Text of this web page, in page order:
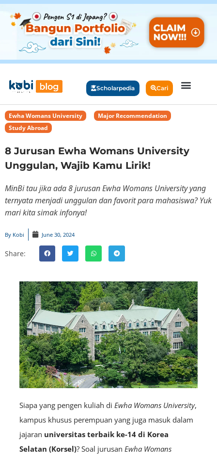
Scholarpedia Cari
Ewha Womans University Major Recommendation
Study Abroad
8 Jurusan Ewha Womans University
Unggulan, Wajib Kamu Lirik!
MinBi tau jika ada 8 jurusan Ewha Womans University yang
ternyata menjadi unggulan dan favorit para mahasiswa? Yuk
mari kita simak infonya!
By Kobi June 30, 2024
Share:
Siapa yang pengen kuliah di Ewha Womans University,
kampus khusus perempuan yang juga masuk dalam
jajaran universitas terbaik ke-14 di Korea
Selatan (Korsel)? Soal jurusan Ewha Womans